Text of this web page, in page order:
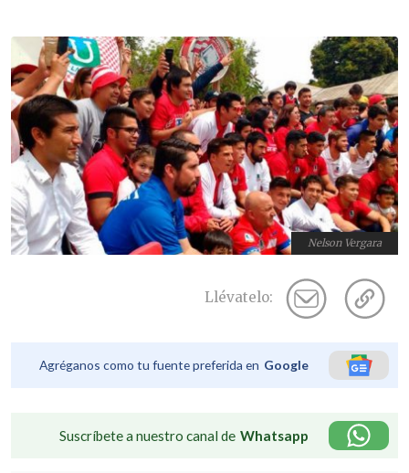
Nelson Vergara
Llévatelo:
Agréganos como tu fuente preferida en Google
Suscríbete a nuestro canal de Whatsapp